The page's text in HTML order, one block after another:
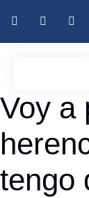
Voy a
tengo